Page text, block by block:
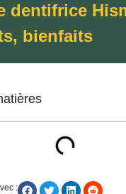
dentifrice
bienfaits
: